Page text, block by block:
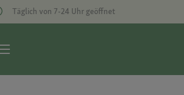
Täglich von 7-24 Uhr geöffnet